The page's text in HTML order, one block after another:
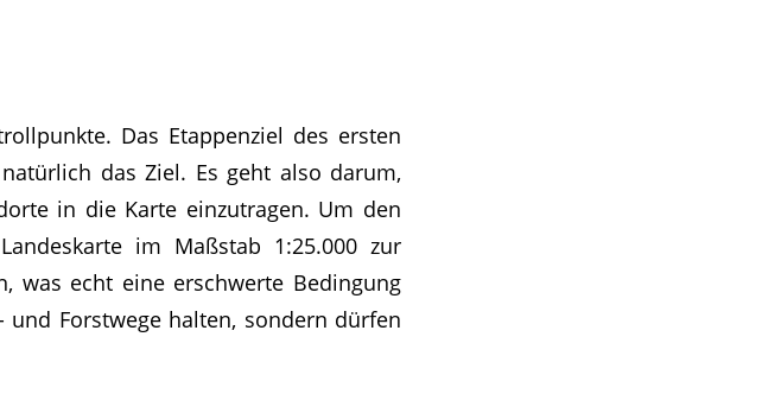
Das Etappenziel des ersten
das Ziel. Es geht also darum,
in die Karte einzutragen. Um den
im Maßstab 1:25.000 zur
was echt eine erschwerte Bedingung
Forstwege halten, sondern dürfen